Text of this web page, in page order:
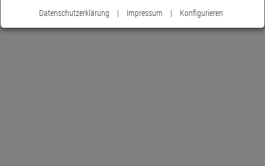
Datenschutzerklärung | Impressum | Konfigurieren